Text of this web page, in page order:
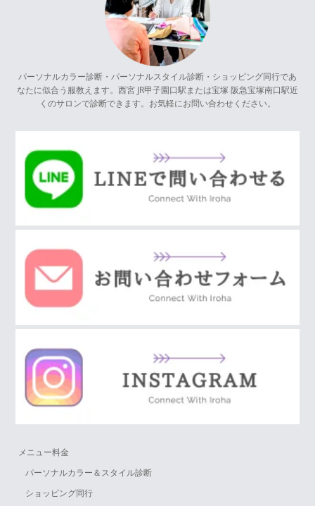
パーソナルカラー診断・パーソナルスタイル診断・ショッピング同行であ
なたに似合う服教えます。西宮 JR甲子園口駅または宝塚 阪急宝塚南口駅近
くのサロンで診断できます。お気軽にお問い合わせください。
メニュー料金
パーソナルカラー＆スタイル診断
ショッピング同行